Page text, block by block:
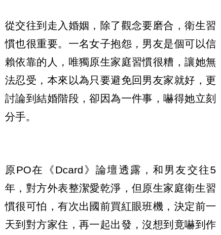
從交往到走入婚姻，除了觀念要磨合，衛生習
慣也很重要。一名女子抱怨，男友是個可以信
賴依靠的人，唯獨原生家庭習慣很糟，讓她無
法忍受，本來以為只要避免回男友家就好，更
討論到結婚階段，卻因為一件事，嚇得她立刻
分手。
原PO在《Dcard》論壇透露，和男友交往5
年，對方外表整潔愛乾淨，但原生家庭衛生習
慣很可怕，有次出國前買紅眼班機，決定前一
天到對方家住，再一起出發，沒想到竟嚇到作